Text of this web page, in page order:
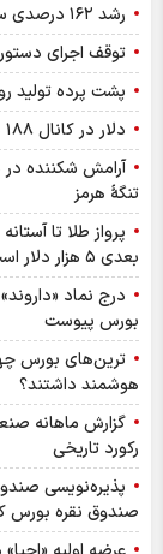
رشد ۱۶۲ درصدی سود خالص کپشیر در بهار ۱۴۰۵
توقف اجرای
پشت پرده تولید روزانه ۲۰ تن فنر
دلار در کانال ۱۸۸ هزار تومان ماند!
آرامش شکننده در
تنگۀ هرمز
بعدی ۵ هزار دلار است؟
درج نماد
بورس پیوست
هوشمند داشتند؟
رکورد تاریخی
صندوق نقره بورس